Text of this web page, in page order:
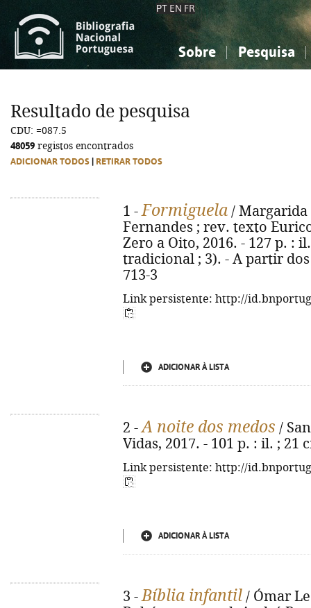
PT EN FR
Sobre Pesquisa
Ciências sociais...
Ciências sociais...
Resultado de pesquisa
CDU: =087.5
48059 registos encontrados
ADICIONAR TODOS RETIRAR TODOS
1 -Formiguela / Margarida
Fernandes ; rev. texto
Zero a Oito, 2016. - 127 p. :
tradicional ; 3). - A partir dos
713-3
Link persistente: http://
ADICIONAR À LISTA
2 -A noite dos medos /
Vidas, 2017. - 101 p. : il. ; 21
Link persistente: http://
ADICIONAR À LISTA
3 -Bíblia infantil / Ómar